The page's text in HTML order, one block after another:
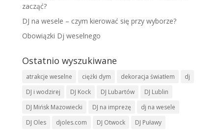
zacząć?
DJ na wesele – czym kierować się przy wyborze?
Obowiązki Dj weselnego
Ostatnio wyszukiwane
atrakcje weselne ciężki dym dekoracja światłem
dj
DJ i wodzirej
DJ Kock DJ Lubartów
DJ Lublin
DJ Mińsk Mazowiecki
DJ na imprezę
dj na wesele
DJ Oles
djoles.com DJ Otwock
DJ Puławy